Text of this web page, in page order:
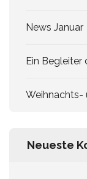
News Januar
Ein Begleiter
Weihnachts-
Neueste